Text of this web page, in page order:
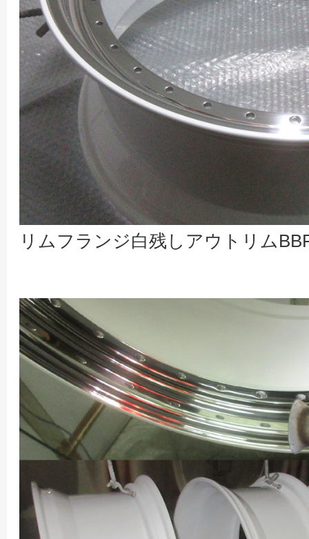
リムフランジ白残しアウトリム